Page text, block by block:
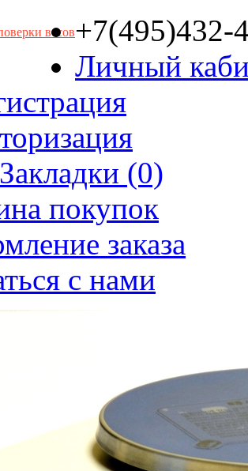
весов+7(495)432-
Личный
(0)
покупок
заказа
с нами